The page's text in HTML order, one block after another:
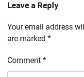
Leave a Reply
Your email address
are marked *
Comment *